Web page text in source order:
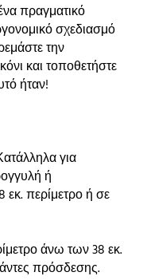
πραγματικό
σχεδιασμό
την
και τοποθετήστε
ήταν!
για
ή
περίμετρο ή σε
άνω των 38 εκ.
πρόσδεσης.